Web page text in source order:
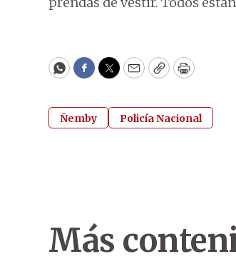
WhatsApp
Facebook
Twitter
EmailCopyPrint
Ñemby Policía Nacional
Más